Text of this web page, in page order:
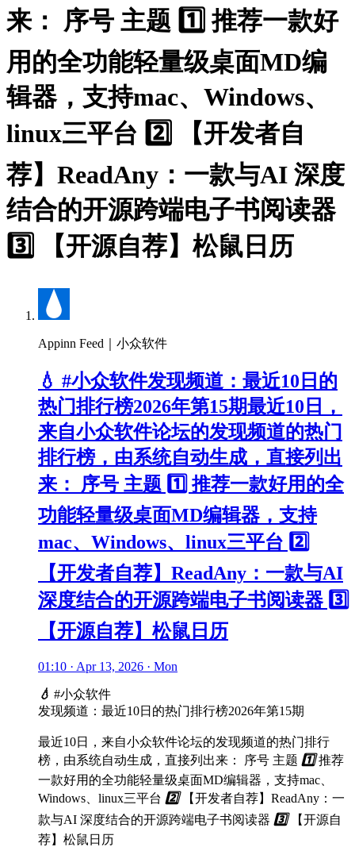
来： 序号 主题 1️⃣ 推荐一款好
用的全功能轻量级桌面MD编
辑器，支持mac、Windows、
linux三平台 2️⃣ 【开发者自
荐】ReadAny：一款与AI 深度
结合的开源跨端电子书阅读器
3️⃣ 【开源自荐】松鼠日历
Appinn Feed｜小众软件
💧 #小众软件发现频道：最近10日的
热门排行榜2026年第15期最近10日，
来自小众软件论坛的发现频道的热门
排行榜，由系统自动生成，直接列出
来： 序号 主题 1️⃣ 推荐一款好用的全
功能轻量级桌面MD编辑器，支持
mac、Windows、linux三平台 2️⃣
【开发者自荐】ReadAny：一款与AI
深度结合的开源跨端电子书阅读器 3️⃣
【开源自荐】松鼠日历
01:10 · Apr 13, 2026 · Mon
💧 #小众软件
发现频道：最近10日的热门排行榜2026年第15期
最近10日，来自小众软件论坛的发现频道的热门排行
榜，由系统自动生成，直接列出来： 序号 主题 1️⃣推荐
一款好用的全功能轻量级桌面MD编辑器，支持mac、
Windows、linux三平台 2️⃣【开发者自荐】ReadAny：一
款与AI 深度结合的开源跨端电子书阅读器 3️⃣【开源自
荐】松鼠日历